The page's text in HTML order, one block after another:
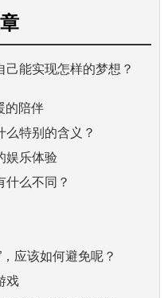
能实现怎样的梦想？
的陪伴
么特别的含义？
娱乐体验
什么不同？
应该如何避免呢？
戏